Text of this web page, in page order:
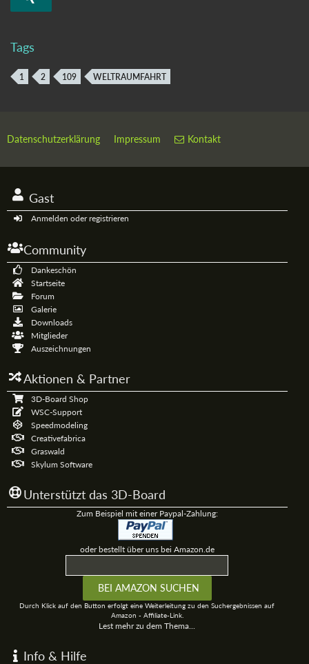
Tags
1 2 109 WELTRAUMFAHRT
Datenschutzerklärung Impressum Kontakt
Gast
Anmelden oder registrieren
Community
Dankeschön
Startseite
Forum
Galerie
Downloads
Mitglieder
Auszeichnungen
Aktionen & Partner
3D-Board Shop
WSC-Support
Speedmodeling
Creativefabrica
Graswald
Skylum Software
Unterstützt das 3D-Board
Zum Beispiel mit einer Paypal-Zahlung:
oder bestellt über uns bei Amazon.de
Durch Klick auf den Button erfolgt eine Weiterleitung zu den Suchergebnissen auf
Amazon - Affiliate-Link.
Lest mehr zu dem Thema...
Info & Hilfe